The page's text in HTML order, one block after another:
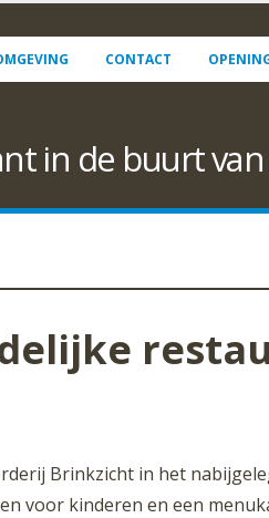
CONTACT
in de buurt
Brinkzicht in het
voor kinderen en een